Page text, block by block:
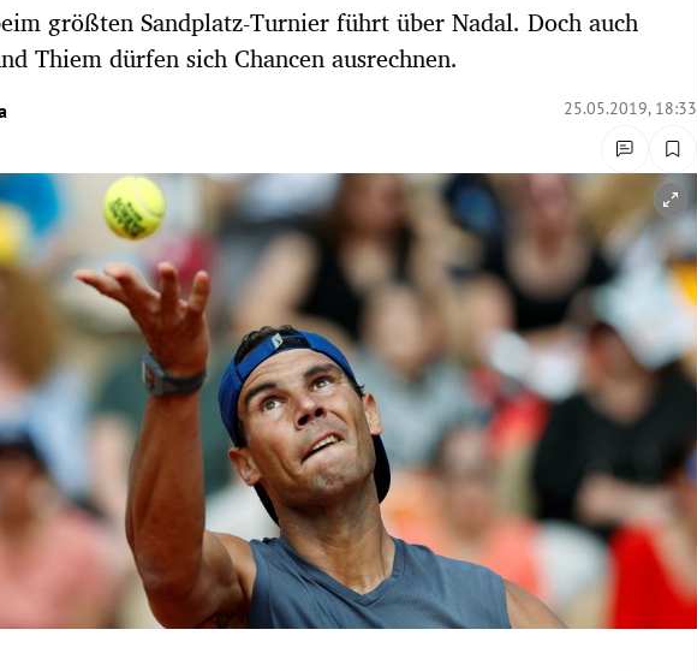
größten Sandplatz-Turnier führt über Nadal. Doch auch
Thiem dürfen sich Chancen ausrechnen.
25.05.2019, 18:33
öffnen/schließen